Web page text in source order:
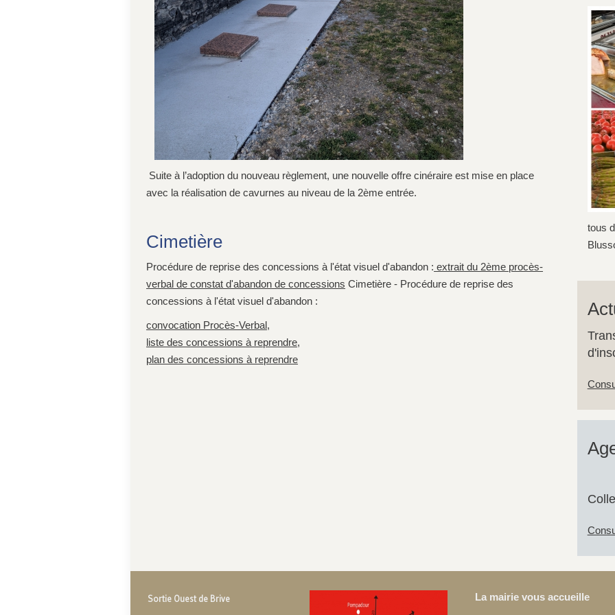
Suite à l’adoption du nouveau règlement, une nouvelle offre cinéraire est mise en place
avec la réalisation de cavurnes au niveau de la 2ème entrée.
Cimetière
Procédure de reprise des concessions à l'état visuel d'abandon : extrait du 2ème procès-
verbal de constat d'abandon de concessions Cimetière - Procédure de reprise des
concessions à l'état visuel d'abandon :
convocation Procès-Verbal,
liste des concessions à reprendre,
plan des concessions à reprendre
tous
Sortie Ouest de Brive La mairie vous accueille